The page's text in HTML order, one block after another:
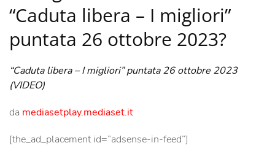
“Caduta libera – I migliori”
puntata 26 ottobre 2023?
“Caduta libera – I migliori” puntata 26 ottobre 2023
(VIDEO)
da mediasetplay.mediaset.it
[the_ad_placement id=”adsense-in-feed”]